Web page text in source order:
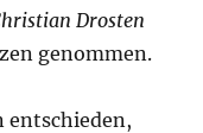
Drosten
genommen.
entschieden,